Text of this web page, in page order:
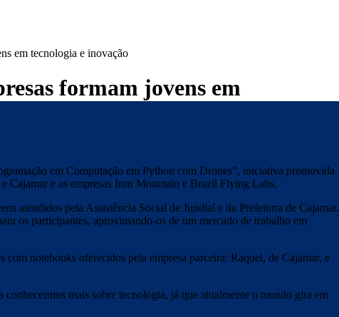
em tecnologia e inovação
formam jovens em
em Computação em Python com Drones”, iniciativa promovida
Cajamar e as empresas Iron Mountain e Brazil Flying Labs.
atendidos pela Assistência Social de Jundiaí e da Prefeitura de Cajamar.
os participantes, aproximando-os de um mercado de trabalho em
notebooks oferecidos pela empresa parceira: Raquel, de Cajamar, e
mais sobre tecnologia, já que atualmente o mundo gira em